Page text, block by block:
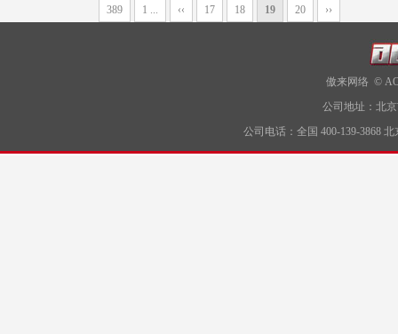
389 1 ... ‹‹ 17 18 19 20 ››
傲来网络 ©
公司地址：北
公司电话：全国 400-139-3868